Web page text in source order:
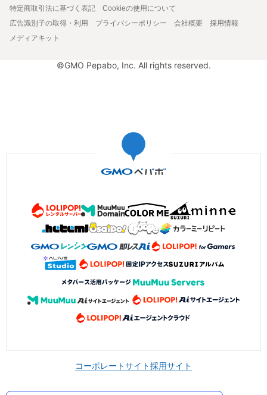
特定商取引法に基づく表記
Cookieの使用について
広告識別子の取得・利用
プライバシーポリシー 会社概要
採用情報
メディアキット
©GMO Pepabo, Inc. All rights reserved.
コーポレートサイト採用サイト